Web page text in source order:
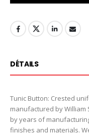
DÉTAILS
Tunic Button: Crested
manufactured by William
by years of
finishes and materials.